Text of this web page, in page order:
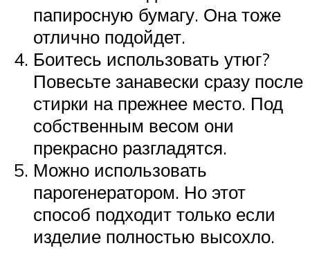
папиросную бумагу. Она тоже
отлично подойдет.
Боитесь использовать утюг?
Повесьте занавески сразу после
стирки на прежнее место. Под
собственным весом они
прекрасно разгладятся.
Можно использовать
парогенератором. Но этот
способ подходит только если
изделие полностью высохло.